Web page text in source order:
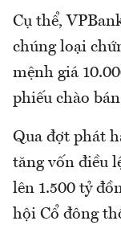
Cụ thể,
chúng loại
mệnh giá
phiếu chào
Qua đợt phát
tăng vốn điều
lên 1.500 tỷ
hội Cổ đông